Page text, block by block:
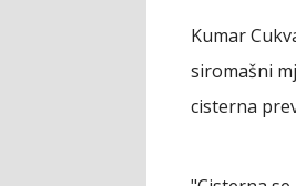
Kumar
siromašni
cisterna